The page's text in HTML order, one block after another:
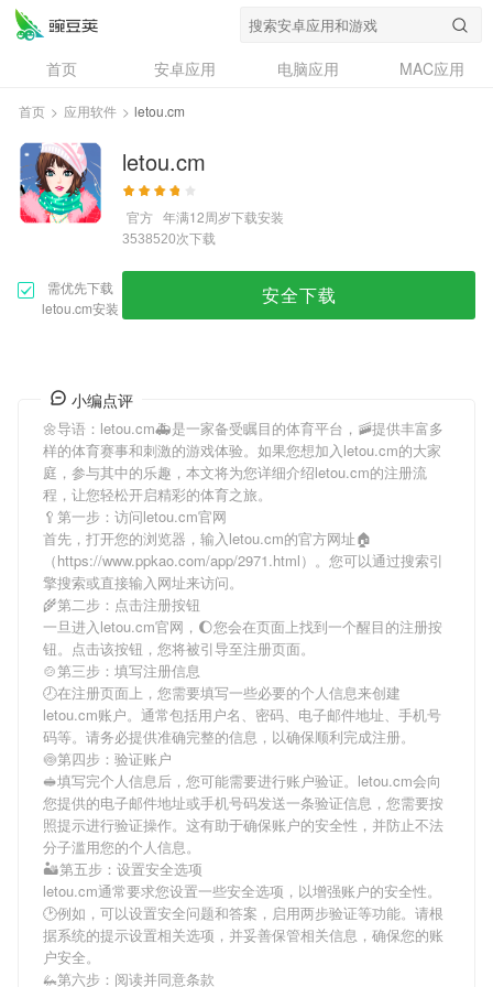
首页 安卓应用 电脑应用
MAC应用
资讯
专题
问答
首页 > 应用软件 > letou.cm
letou.cm
官方 年满12周岁下载安装
3538520次下载
需优先下载
letou.cm安装
安全下载
小编点评
🌼导语： letou.cm🚑是一家备受瞩目的体育平台，🚠提供丰富多
样的体育赛事和刺激的游戏体验。如果您想加入letou.cm的大家
庭，参与其中的乐趣，本文将为您详细介绍letou.cm的注册流
程，让您轻松开启精彩的体育之旅。
🥄第一步：访问letou.cm官网
首先，打开您的浏览器，输入letou.cm的官方网址🏠
（https://www.ppkao.com/app/2971.html）。您可以通过搜索引
擎搜索或直接输入网址来访问。
🌾第二步：点击注册按钮
一旦进入letou.cm官网，🌔您会在页面上找到一个醒目的注册按
钮。点击该按钮，您将被引导至注册页面。
🍲第三步：填写注册信息
🕗在注册页面上，您需要填写一些必要的个人信息来创建
letou.cm账户。通常包括用户名、密码、电子邮件地址、手机号
码等。请务必提供准确完整的信息，以确保顺利完成注册。
🍥第四步：验证账户
🥪填写完个人信息后，您可能需要进行账户验证。 letou.cm会向
您提供的电子邮件地址或手机号码发送一条验证信息，您需要按
照提示进行验证操作。这有助于确保账户的安全性，并防止不法
分子滥用您的个人信息。
🏜第五步：设置安全选项
letou.cm通常要求您设置一些安全选项，以增强账户的安全性。
🕑例如，可以设置安全问题和答案，启用两步验证等功能。请根
据系统的提示设置相关选项，并妥善保管相关信息，确保您的账
户安全。
🦗第六步：阅读并同意条款